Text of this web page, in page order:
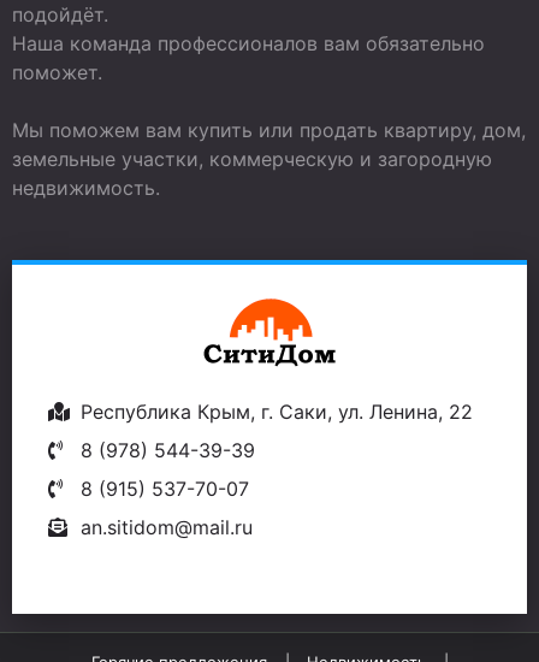
подойдёт.
Наша команда профессионалов вам обязательно
поможет.
Мы поможем вам купить или продать квартиру, дом,
земельные участки, коммерческую и загородную
недвижимость.
Республика Крым, г. Саки, ул. Ленина, 22
8 (978) 544-39-39
8 (915) 537-70-07
an.sitidom@mail.ru